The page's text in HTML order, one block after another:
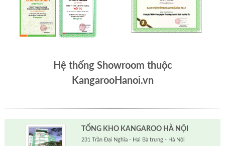
Hệ thống Showroom thuộc
KangarooHanoi.vn
TỔNG KHO KANGAROO HÀ NỘI
231 Trần Đại Nghĩa - Hai Bà trưng - Hà Nội